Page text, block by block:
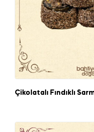
Çikolatalı Fındıklı